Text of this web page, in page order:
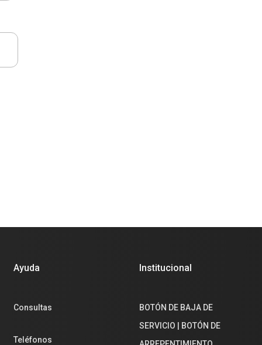
Ayuda
Consultas
Teléfonos
Institucional
BOTÓN DE BAJA DE
SERVICIO | BOTÓN DE